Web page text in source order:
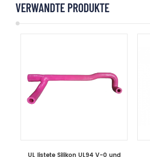
VERWANDTE PRODUKTE